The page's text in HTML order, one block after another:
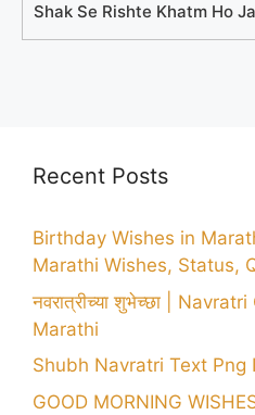
Shak Se Rishte Khatm Ho
Recent Posts
Birthday Wishes in
Marathi Wishes, Status,
नवरात्रीच्या शुभेच्छा |
Marathi
Shubh Navratri Text Png
GOOD MORNING